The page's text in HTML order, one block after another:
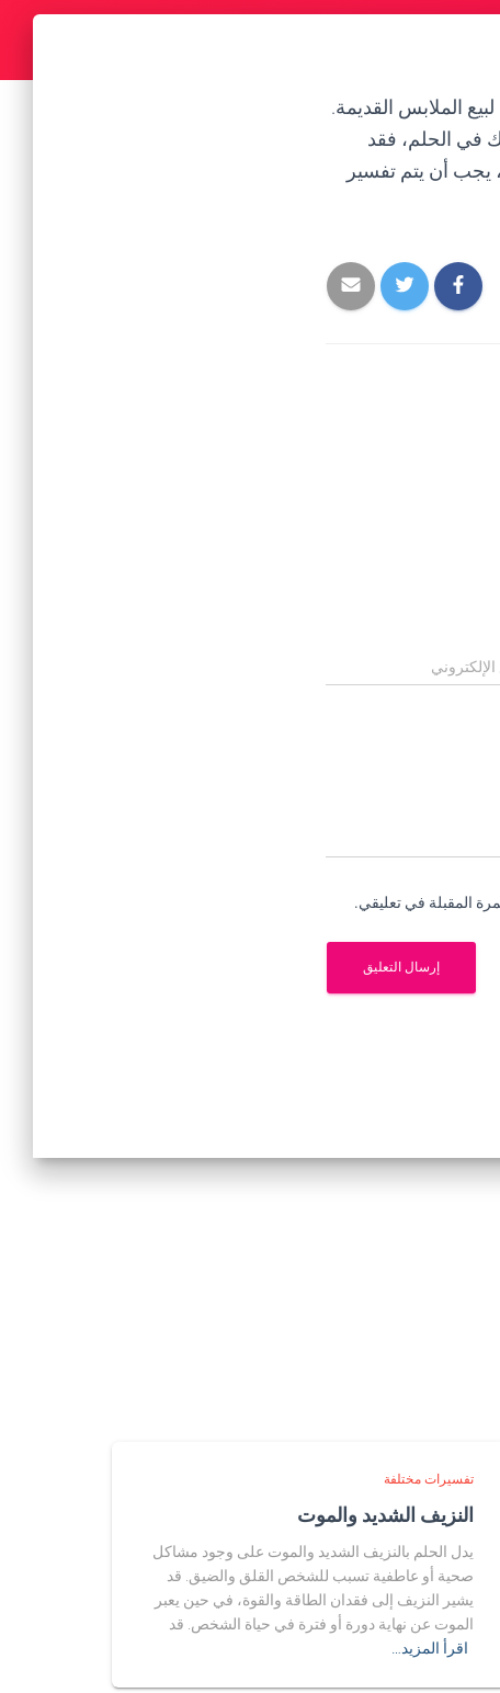
الملابس القديمة.
في الحلم، فقد
يجب أن يتم تفسير
الإلكتروني
المقبلة في تعليقي.
تفسيرات مختلفة
النزيف الشديد والموت
يدل الحلم بالنزيف الشديد والموت على وجود مشاكل
صحية أو عاطفية تسبب للشخص القلق والضيق. قد
يشير النزيف إلى فقدان الطاقة والقوة، في حين يعبر
الموت عن نهاية دورة أو فترة في حياة الشخص. قد
اقرأ المزيد…